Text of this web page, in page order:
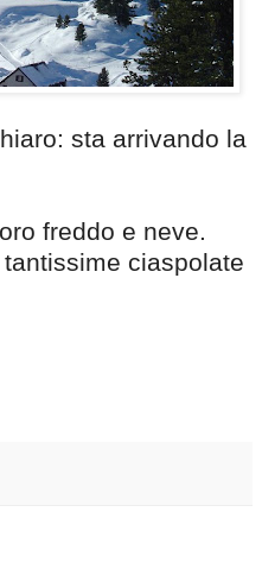
sta arrivando la
freddo e neve.
ciaspolate